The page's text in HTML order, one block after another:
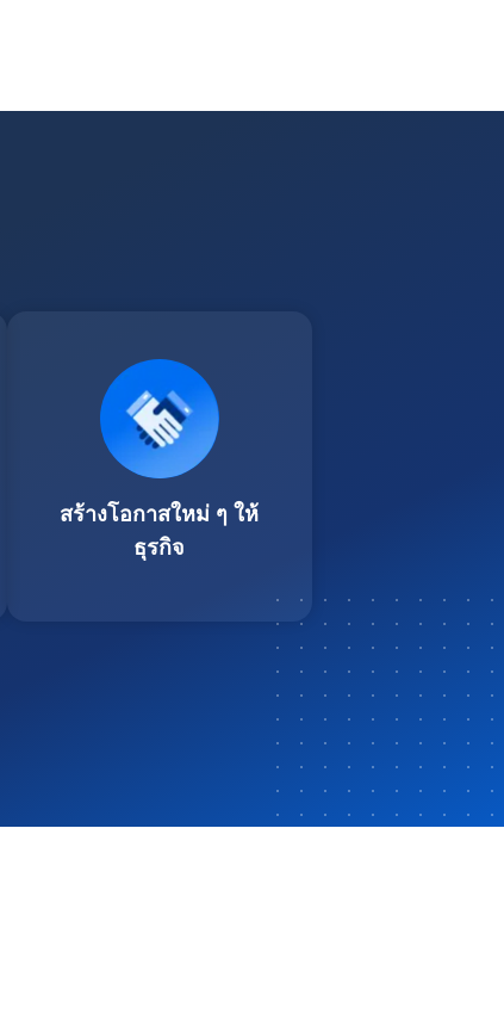
สร้างโอกาสใหม่ ๆ ให้
ธุรกิจ